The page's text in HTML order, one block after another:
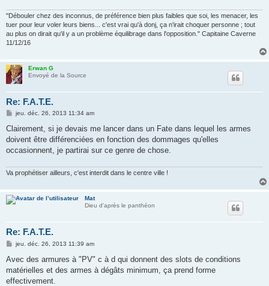
"Débouler chez des inconnus, de préférence bien plus faibles que soi, les menacer, les
tuer pour leur voler leurs biens... c'est vrai qu'à donj, ça n'irait choquer personne ; tout
au plus on dirait qu'il y a un problème équilibrage dans l'opposition." Capitaine Caverne
11/12/16
Erwan G
Envoyé de la Source
Re: F.A.T.E.
M
s
a
g
jeu. déc. 26, 2013 11:34 am
Clairement, si je devais me lancer dans un Fate dans lequel les armes
doivent être différenciées en fonction des dommages qu'elles
occasionnent, je partirai sur ce genre de chose.
Va prophétiser ailleurs, c'est interdit dans le centre ville !
Mat
Dieu d'après le panthéon
Re: F.A.T.E.
M
s
a
g
jeu. déc. 26, 2013 11:39 am
Avec des armures à "PV" c à d qui donnent des slots de conditions
matérielles et des armes à dégâts minimum, ça prend forme
effectivement.